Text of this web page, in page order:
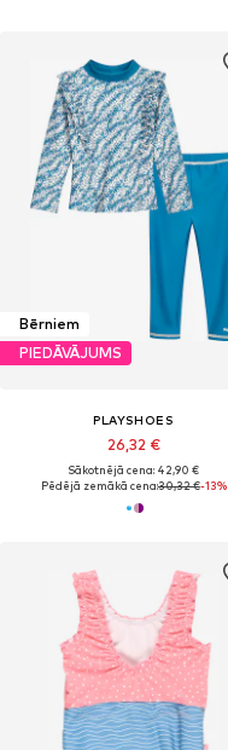
Bērniem
PIEDĀVĀJUMS
PLAYSHOES
26,32 €
Sākotnējā cena: 42,90 €
Pēdējā zemākā cena:30,32 €-13%